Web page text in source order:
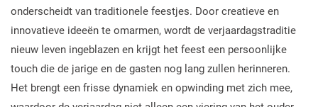
onderscheidt van traditionele feestjes. Door creatieve en
innovatieve ideeën te omarmen, wordt de verjaardagstraditie
nieuw leven ingeblazen en krijgt het feest een persoonlijke
touch die de jarige en de gasten nog lang zullen herinneren.
Het brengt een frisse dynamiek en opwinding met zich mee,